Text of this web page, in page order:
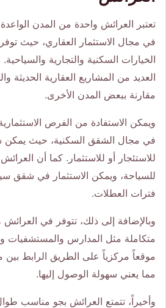
تعتبر العرائش واحدة من المدن
في مجال الاستثمار العقاري، حيث
الخيارات السكنية والتجارية
العديد من المشاريع العقارية الحديثة
مقارنة ببعض المدن الأخرى.
ويمكن الاستفادة من الفرص
في مجال الشقق السكنية، حيث يمكن
للاستئجار أو للاستثمار. كما أن
للسياحة، ويمكن الاستثمار في شقق
فترات العطلات.
وبالإضافة إلى ذلك، تتوفر في
متكاملة مثل المدارس والمستشفيات
موقعاً مركزياً على الطريق الرابط بين
مما يعني سهولة الوصول إليها.
وأخيراً، تتمتع العرائش بجو مناسب